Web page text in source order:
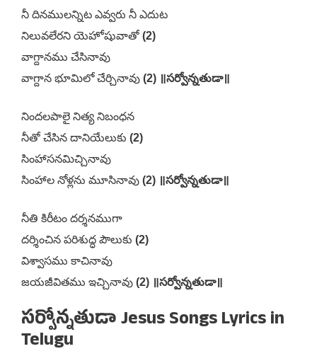
నీ దినములన్నిట ఎవ్వరు నీ ఎదుట
నిలువలేరని యెహోషువాతో (2)
వాగ్దానము చేసినావు
వాగ్దాన భూమిలో చేర్చినావు (2) ॥సర్వోన్నతుడా॥
నిందలపాలై నిత్య నిబంధన
నీతో చేసిన దానియేలుకు (2)
సింహాసనమిచ్చినావు
సింహాల నోళ్లను మూసినావు (2) ॥సర్వోన్నతుడా॥
నీతి కిరీటం దర్శనముగా
దర్శించిన పరిశుద్ధ పౌలుకు (2)
విశ్వాసము కాచినావు
జయజీవితము ఇచ్చినావు (2) ॥సర్వోన్నతుడా॥
సర్వోన్నతుడా Jesus Songs Lyrics in
Telugu